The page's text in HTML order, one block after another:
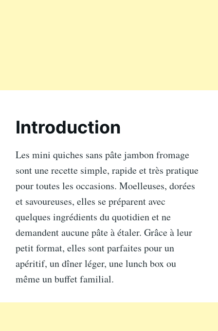
Introduction
Les mini quiches sans pâte jambon fromage
sont une recette simple, rapide et très pratique
pour toutes les occasions. Moelleuses, dorées
et savoureuses, elles se préparent avec
quelques ingrédients du quotidien et ne
demandent aucune pâte à étaler. Grâce à leur
petit format, elles sont parfaites pour un
apéritif, un dîner léger, une lunch box ou
même un buffet familial.